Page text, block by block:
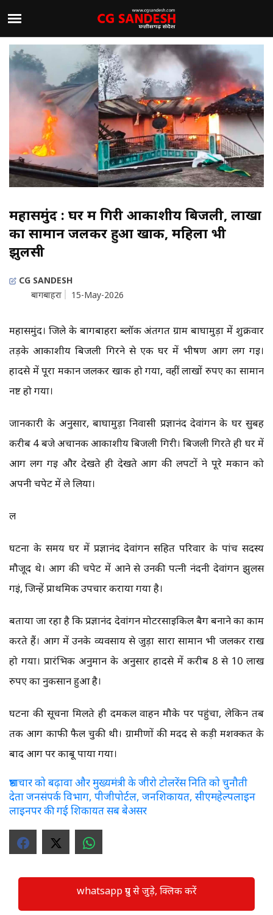
महासमुंद : घर में गिरी आकाशीय बिजली, लाखों
का सामान जलकर हुआ खाक, महिला भी
झुलसी
CG SANDESH
बागबाहरा
15-May-2026
महासमुंद। जिले के बागबाहरा ब्लॉक अंतर्गत ग्राम बाघामुड़ा में शुक्रवार
तड़के आकाशीय बिजली गिरने से एक घर में भीषण आग लग गई।
हादसे में पूरा मकान जलकर खाक हो गया, वहीं लाखों रुपए का सामान
नष्ट हो गया।
जानकारी के अनुसार, बाघामुड़ा निवासी प्रज्ञानंद देवांगन के घर सुबह
करीब 4 बजे अचानक आकाशीय बिजली गिरी। बिजली गिरते ही घर में
आग लग गई और देखते ही देखते आग की लपटों ने पूरे मकान को
अपनी चपेट में ले लिया।
ल
घटना के समय घर में प्रज्ञानंद देवांगन सहित परिवार के पांच सदस्य
मौजूद थे। आग की चपेट में आने से उनकी पत्नी नंदनी देवांगन झुलस
गईं, जिन्हें प्राथमिक उपचार कराया गया है।
बताया जा रहा है कि प्रज्ञानंद देवांगन मोटरसाइकिल बैग बनाने का काम
करते हैं। आग में उनके व्यवसाय से जुड़ा सारा सामान भी जलकर राख
हो गया। प्रारंभिक अनुमान के अनुसार हादसे में करीब 8 से 10 लाख
रुपए का नुकसान हुआ है।
घटना की सूचना मिलते ही दमकल वाहन मौके पर पहुंचा, लेकिन तब
तक आग काफी फैल चुकी थी। ग्रामीणों की मदद से कड़ी मशक्कत के
बाद आग पर काबू पाया गया।
भ्रष्टाचार को बढ़ावा और मुख्यमंत्री के जीरो टोलरेंस निति को चुनौती
देता जनसंपर्क विभाग, पीजीपोर्टल, जनशिकायत, सीएमहेल्पलाइन
लाइनपर की गई शिकायत सब बेअसर
whatsapp ग्रुप से जुड़े, क्लिक करें